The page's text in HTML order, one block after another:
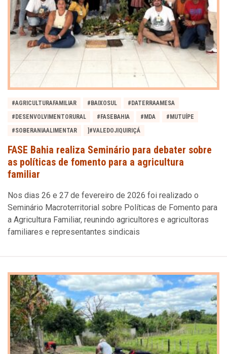
#AGRICULTURAFAMILIAR #BAIXOSUL
#DATERRAAMESA
#DESENVOLVIMENTORURAL
#FASEBAHIA #MDA
#MUTUÍPE
#SOBERANIAALIMENTAR
]#VALEDOJIQUIRIÇÁ
FASE Bahia realiza Seminário para debater sobre
as políticas de fomento para a agricultura
familiar
Nos dias 26 e 27 de fevereiro de 2026 foi realizado o
Seminário Macroterritorial sobre Políticas de Fomento para
a Agricultura Familiar, reunindo agricultores e agricultoras
familiares e representantes sindicais